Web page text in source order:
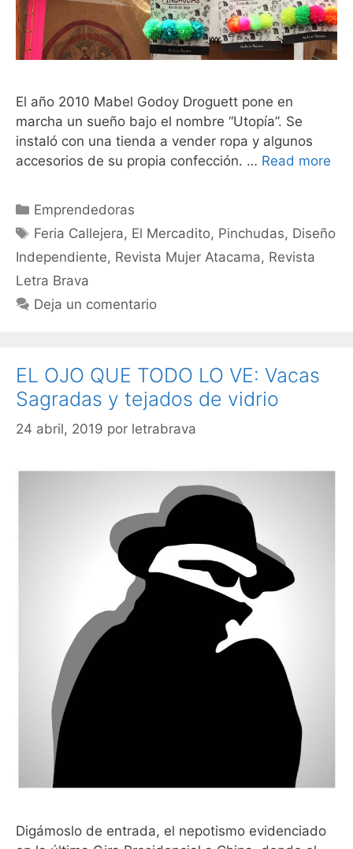
El año 2010 Mabel Godoy Droguett pone en
marcha un sueño bajo el nombre “Utopía”. Se
instaló con una tienda a vender ropa y algunos
accesorios de su propia confección. … Read more
Emprendedoras
Feria Callejera, El Mercadito, Pinchudas, Diseño
Independiente, Revista Mujer Atacama, Revista
Letra Brava
Deja un comentario
EL OJO QUE TODO LO VE: Vacas
Sagradas y tejados de vidrio
24 abril, 2019 por letrabrava
Digámoslo de entrada, el nepotismo evidenciado